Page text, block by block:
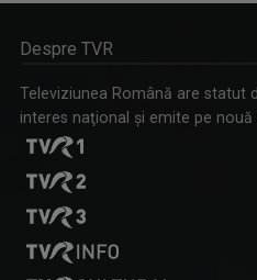
Despre TVR
Televiziunea Română are statut
interes naţional şi emite pe nouă